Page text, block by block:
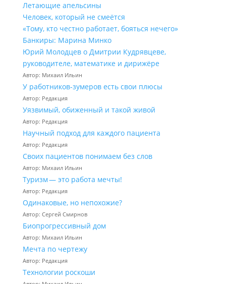
Летающие апельсины
Человек, который не смеётся
«Тому, кто честно работает, бояться нечего»
Банкиры: Марина Минко
Юрий Молодцев о Дмитрии Кудрявцеве,
руководителе, математике и дирижёре
Автор: Михаил Ильин
У работников‑зумеров есть свои плюсы
Автор: Редакция
Уязвимый, обиженный и такой живой
Автор: Редакция
Научный подход для каждого пациента
Автор: Редакция
Своих пациентов понимаем без слов
Автор: Михаил Ильин
Туризм — это работа мечты!
Автор: Редакция
Одинаковые, но непохожие?
Автор: Сергей Смирнов
Биопрогрессивный дом
Автор: Михаил Ильин
Мечта по чертежу
Автор: Редакция
Технологии роскоши